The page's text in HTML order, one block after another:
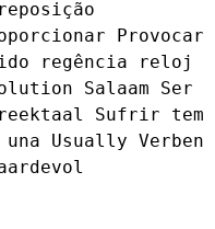
Provocar
regência
reloj
Salaam
Ser
Sufrir
tem
una Usually Verben